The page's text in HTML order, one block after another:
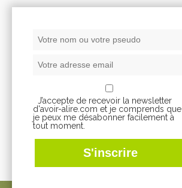
J’accepte de recevoir la newsletter
d'avoir-alire.com et je comprends que
je peux me désabonner facilement à
tout moment.